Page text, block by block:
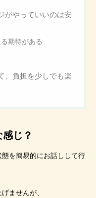
がやっていいのは安
期待がある
、負担を少しでも楽
じ？
を簡易的にお話しして行
ませんが、